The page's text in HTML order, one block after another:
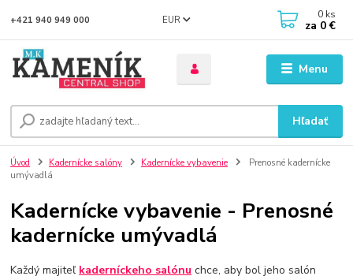
Menu
EUR
Hľadať
+421 940 949 000 0 ks
za 0 €
Úvod Kadernícke salóny Kadernícke vybavenie
Prenosné kadernícke
umývadlá
Kadernícke vybavenie - Prenosné
kadernícke umývadlá
Každý majiteľ kaderníckeho salónu chce, aby bol jeho salón